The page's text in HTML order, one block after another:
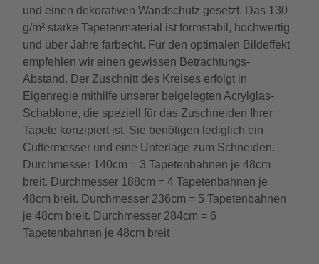
und einen dekorativen Wandschutz gesetzt. Das 130
g/m² starke Tapetenmaterial ist formstabil, hochwertig
und über Jahre farbecht. Für den optimalen Bildeffekt
empfehlen wir einen gewissen Betrachtungs-
Abstand. Der Zuschnitt des Kreises erfolgt in
Eigenregie mithilfe unserer beigelegten Acrylglas-
Schablone, die speziell für das Zuschneiden Ihrer
Tapete konzipiert ist. Sie benötigen lediglich ein
Cuttermesser und eine Unterlage zum Schneiden.
Durchmesser 140cm = 3 Tapetenbahnen je 48cm
breit. Durchmesser 188cm = 4 Tapetenbahnen je
48cm breit. Durchmesser 236cm = 5 Tapetenbahnen
je 48cm breit. Durchmesser 284cm = 6
Tapetenbahnen je 48cm breit